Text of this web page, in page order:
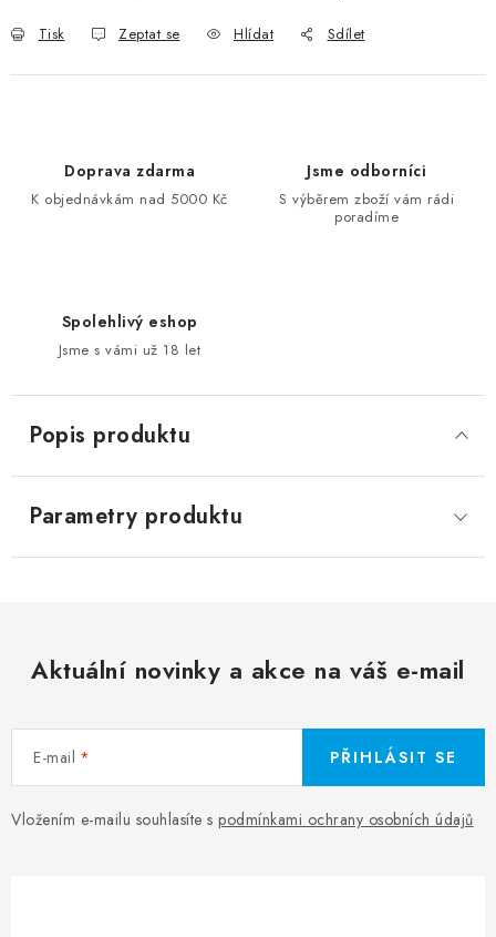
Tisk Zeptat se Hlídat Sdílet
Doprava zdarma
K objednávkám nad 5000 Kč
Jsme odborníci
S výběrem zboží vám rádi
poradíme
Spolehlivý eshop
Jsme s vámi už 18 let
Popis produktu
Parametry produktu
Aktuální novinky a akce na váš e-mail
E-mail
Vložením e-mailu souhlasíte s podmínkami ochrany osobních údajů
PŘIHLÁSIT SE